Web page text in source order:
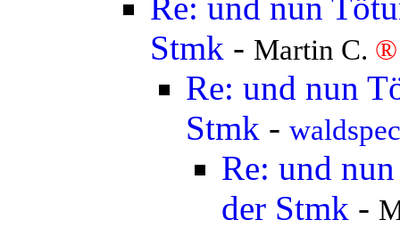
Stmk - Martin C. ®
Re: und nun
Stmk -
Re: und
der Stmk -